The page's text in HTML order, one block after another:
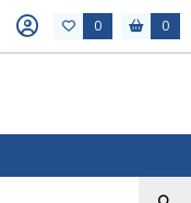
0 0